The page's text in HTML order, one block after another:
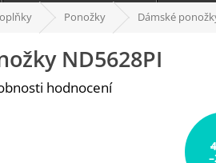
Ponožky Dámské
ND5628PI
hodnocení